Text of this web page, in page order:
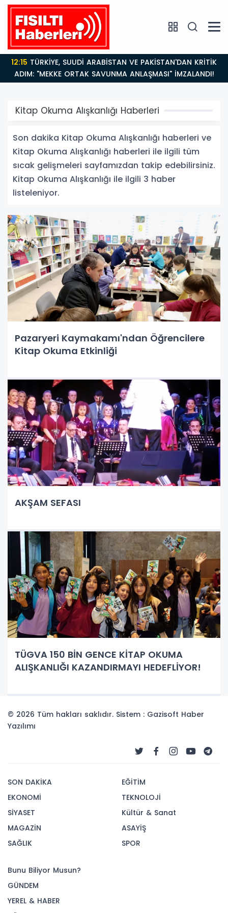
12:15
ADIM: "MEKKE ORTAK SAVUNMA ANLAŞMASI" İMZALANDI!
Kitap Okuma Alışkanlığı Haberleri
Son dakika Kitap Okuma Alışkanlığı haberleri ve
Kitap Okuma Alışkanlığı haberleri ile ilgili tüm
sıcak gelişmeleri sayfamızdan takip edebilirsiniz.
Kitap Okuma Alışkanlığı ile ilgili 3 haber
listeleniyor.
Pazaryeri Kaymakamı'ndan Öğrencilere
Kitap Okuma Etkinliği
AKŞAM SEFASI
TÜGVA 150 BİN GENCE KİTAP OKUMA
ALIŞKANLIĞI KAZANDIRMAYI HEDEFLİYOR!
© 2026 Tüm hakları saklıdır. Sistem : Gazisoft Haber
Yazılımı
SON DAKİKA
EKONOMİ
SİYASET
MAGAZİN
SAĞLIK
EĞİTİM
TEKNOLOJİ
Kültür & Sanat
ASAYİŞ
SPOR
Bunu Biliyor Musun?
GÜNDEM
YEREL & HABER